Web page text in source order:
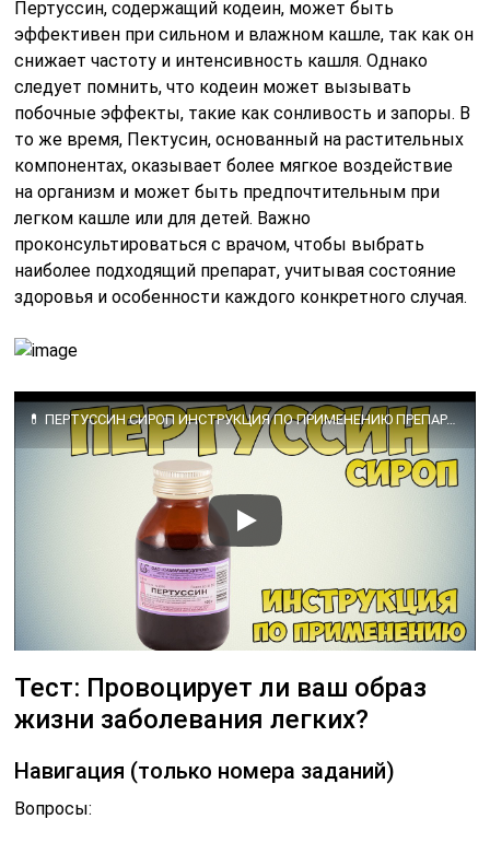
Пертуссин, содержащий кодеин, может быть
эффективен при сильном и влажном кашле, так как он
снижает частоту и интенсивность кашля. Однако
следует помнить, что кодеин может вызывать
побочные эффекты, такие как сонливость и запоры. В
то же время, Пектусин, основанный на растительных
компонентах, оказывает более мягкое воздействие
на организм и может быть предпочтительным при
легком кашле или для детей. Важно
проконсультироваться с врачом, чтобы выбрать
наиболее подходящий препарат, учитывая состояние
здоровья и особенности каждого конкретного случая.
💊 ПЕРТУССИН СИРОП ИНСТРУКЦИЯ ПО ПРИМЕНЕНИЮ ПРЕПАРАТА, ПОКАЗАНИЯ, КАК ПРИМЕНЯТЬ, ЛЕЧЕНИЕ КАШЛЯ
Тест: Провоцирует ли ваш образ
жизни заболевания легких?
Навигация (только номера заданий)
Вопросы: